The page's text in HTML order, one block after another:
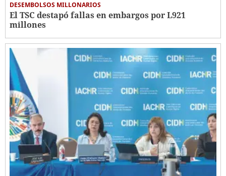
DESEMBOLSOS MILLONARIOS
El TSC destapó fallas en embargos por L921
millones